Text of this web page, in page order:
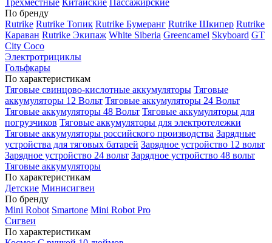
Трехместные Китайские Пассажирские
По бренду
Rutrike Rutrike Топик Rutrike Бумеранг Rutrike Шкипер Rutrike
Караван Rutrike Экипаж White Siberia Greencamel Skyboard GT
City Coco
Электротрициклы
Гольфкары
По характеристикам
Тяговые свинцово-кислотные аккумуляторы Тяговые
аккумуляторы 12 Вольт Тяговые аккумуляторы 24 Вольт
Тяговые аккумуляторы 48 Вольт Тяговые аккумуляторы для
погрузчиков Тяговые аккумуляторы для электротележки
Тяговые аккумуляторы российского производства Зарядные
устройства для тяговых батарей Зарядное устройство 12 вольт
Зарядное устройство 24 вольт Зарядное устройство 48 вольт
Тяговые аккумуляторы
По характеристикам
Детские Минисигвеи
По бренду
Mini Robot Smartone Mini Robot Pro
Сигвеи
По характеристикам